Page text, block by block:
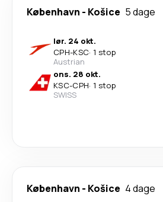
København - Košice 5 dage
lør. 24 okt.
CPH-KSC· 1 stop
Austrian
ons. 28 okt.
KSC-CPH· 1 stop
SWISS
København - Košice 4 dage